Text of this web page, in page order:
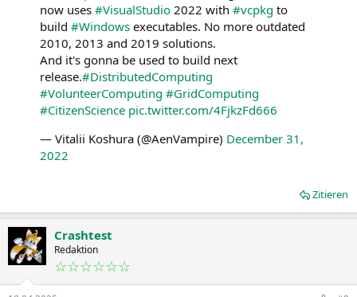
now uses #VisualStudio 2022 with #vcpkg to
build #Windows executables. No more outdated
2010, 2013 and 2019 solutions.
And it's gonna be used to build next
release.#DistributedComputing
#VolunteerComputing #GridComputing
#CitizenScience pic.twitter.com/4FjkzFd666
— Vitalii Koshura (@AenVampire) December 31,
2022
Zitieren
Crashtest
Redaktion
☆☆☆☆☆☆